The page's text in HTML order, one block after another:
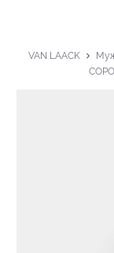
VAN LAACK